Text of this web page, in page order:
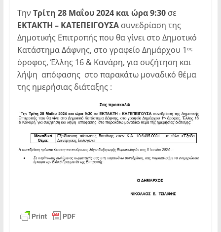
Την Τρίτη 28 Μαΐου 2024 και ώρα 9:30 σε
ΕΚΤΑΚΤΗ – ΚΑΤΕΠΕΙΓΟΥΣΑσυνεδρίαση της
Δημοτικής Επιτροπής που θα γίνει στο Δημοτικό
Κατάστημα Δάφνης, στο γραφείο Δημάρχου 1 ος
όροφος, Έλλης 16 & Κανάρη, για συζήτηση και
λήψη απόφασης στο παρακάτω μοναδικό θέμα
της ημερήσιας διάταξης :